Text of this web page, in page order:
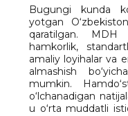
Bugungi kunda
yotgan
qaratilgan. MDH
hamkorlik,
amaliy loyihalar va
almashish
mumkin.
o‘lchanadigan
u o‘rta muddatli